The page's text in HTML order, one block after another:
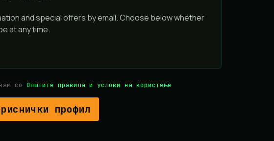
and special offers by email. Choose below whether
at any time.
со Општите правила и услови на користење